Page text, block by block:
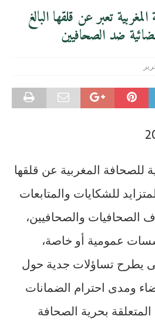
تعبر عن قلقها البالغ
ضد الصحافيين
للصحافة المغربية عن قلقها
للشكايات والمتابعات
الصحافيات والصحافيين،
عمومية أو خاصة،
يطرح تساؤلات جدية حول
ومدى احترام الضمانات
المتعلقة بحرية الصحافة